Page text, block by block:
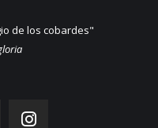
de los cobardes"